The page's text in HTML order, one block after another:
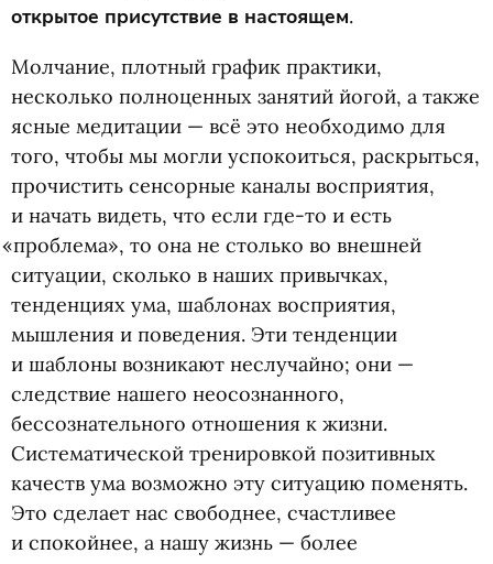
открытое присутствие в настоящем.
Молчание, плотный график практики,
несколько полноценных занятий йогой, а также
ясные медитации — всё это необходимо для
того, чтобы мы могли успокоиться, раскрыться,
прочистить сенсорные каналы восприятия,
и начать видеть, что если где-то и есть
«проблема», то она не столько во внешней
ситуации, сколько в наших привычках,
тенденциях ума, шаблонах восприятия,
мышления и поведения. Эти тенденции
и шаблоны возникают неслучайно; они —
следствие нашего неосознанного,
бессознательного отношения к жизни.
Систематической тренировкой позитивных
качеств ума возможно эту ситуацию поменять.
Это сделает нас свободнее, счастливее
и спокойнее, а нашу жизнь — более